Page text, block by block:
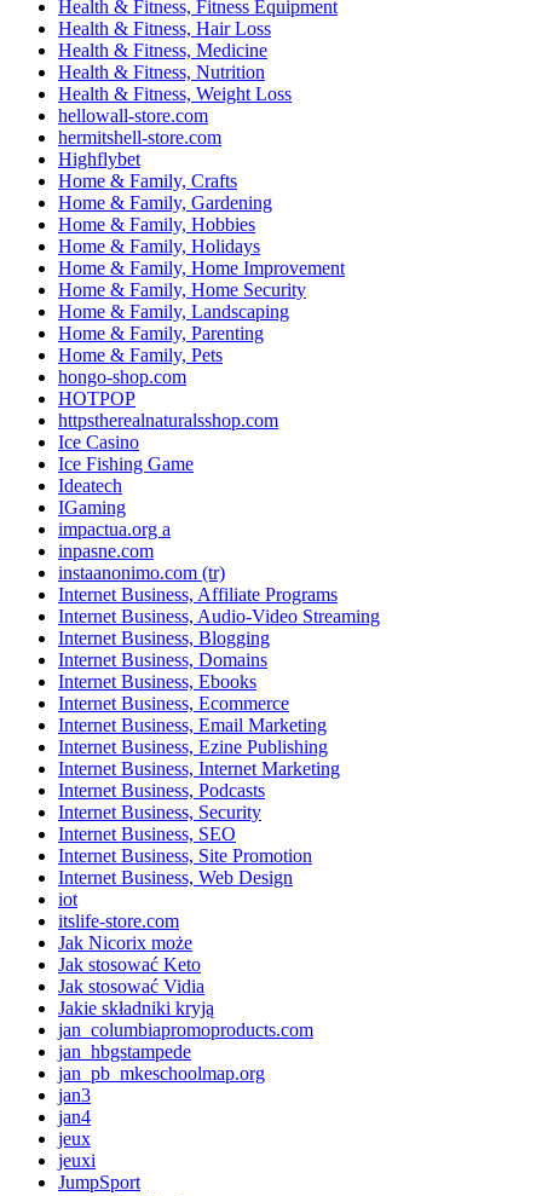
Health & Fitness, Fitness Equipment
Health & Fitness, Hair Loss
Health & Fitness, Medicine
Health & Fitness, Nutrition
Health & Fitness, Weight Loss
hellowall-store.com
hermitshell-store.com
Highflybet
Home & Family, Crafts
Home & Family, Gardening
Home & Family, Hobbies
Home & Family, Holidays
Home & Family, Home Improvement
Home & Family, Home Security
Home & Family, Landscaping
Home & Family, Parenting
Home & Family, Pets
hongo-shop.com
HOTPOP
httpstherealnaturalsshop.com
Ice Casino
Ice Fishing Game
Ideatech
IGaming
impactua.org a
inpasne.com
instaanonimo.com (tr)
Internet Business, Affiliate Programs
Internet Business, Audio-Video Streaming
Internet Business, Blogging
Internet Business, Domains
Internet Business, Ebooks
Internet Business, Ecommerce
Internet Business, Email Marketing
Internet Business, Ezine Publishing
Internet Business, Internet Marketing
Internet Business, Podcasts
Internet Business, Security
Internet Business, SEO
Internet Business, Site Promotion
Internet Business, Web Design
iot
itslife-store.com
Jak Nicorix może
Jak stosować Keto
Jak stosować Vidia
Jakie składniki kryją
jan_columbiapromoproducts.com
jan_hbgstampede
jan_pb_mkeschoolmap.org
jan3
jan4
jeux
jeuxi
JumpSport